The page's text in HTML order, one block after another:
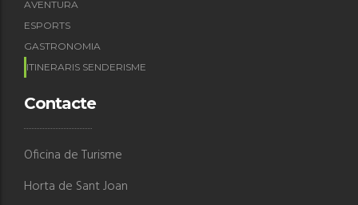
AVENTURA
ESPORTS
GASTRONOMIA
ITINERARIS SENDERISME
Contacte
Oficina de Turisme
Horta de Sant Joan